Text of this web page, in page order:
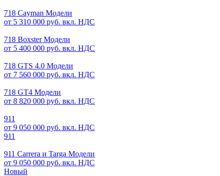
718 Cayman Модели
от 5 310 000 руб. вкл. НДС
718 Boxster Модели
от 5 400 000 руб. вкл. НДС
718 GTS 4.0 Модели
от 7 560 000 руб. вкл. НДС
718 GT4 Модели
от 8 820 000 руб. вкл. НДС
911
от 9 050 000 руб. вкл. НДС
911
911 Carrera и Targa Модели
от 9 050 000 руб. вкл. НДС
Новый